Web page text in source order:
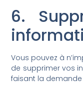
6.
Vous pouvez à
de supprimer vos
faisant la